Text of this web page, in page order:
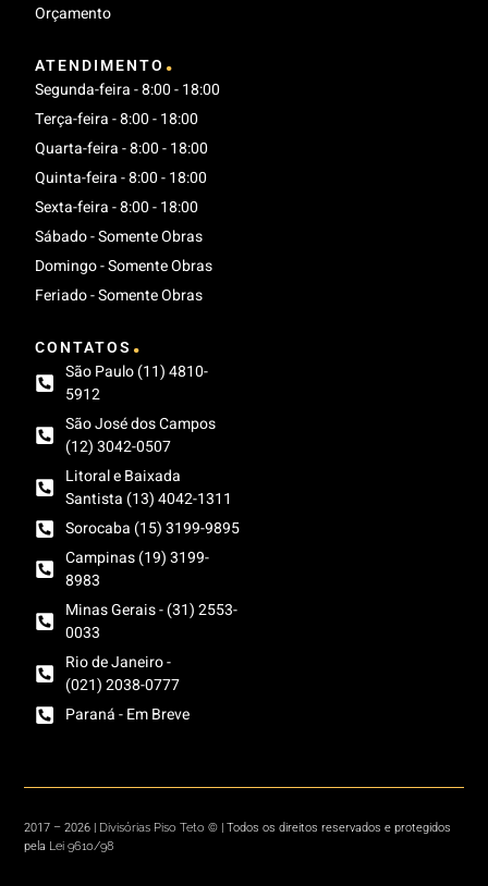
Orçamento
ATENDIMENTO .
Segunda-feira - 8:00 - 18:00
Terça-feira - 8:00 - 18:00
Quarta-feira - 8:00 - 18:00
Quinta-feira - 8:00 - 18:00
Sexta-feira - 8:00 - 18:00
Sábado - Somente Obras
Domingo - Somente Obras
Feriado - Somente Obras
CONTATOS .
São Paulo (11) 4810-
5912
São José dos Campos
(12) 3042-0507
Litoral e Baixada
Santista (13) 4042-1311
Sorocaba (15) 3199-9895
Campinas (19) 3199-
8983
Minas Gerais - (31) 2553-
0033
Rio de Janeiro -
(021) 2038-0777
Paraná - Em Breve
2017 – 2026 | Divisórias Piso Teto © | Todos os direitos reservados e protegidos
pela Lei 9610/98